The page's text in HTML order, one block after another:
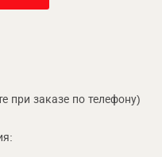
при заказе по телефону)